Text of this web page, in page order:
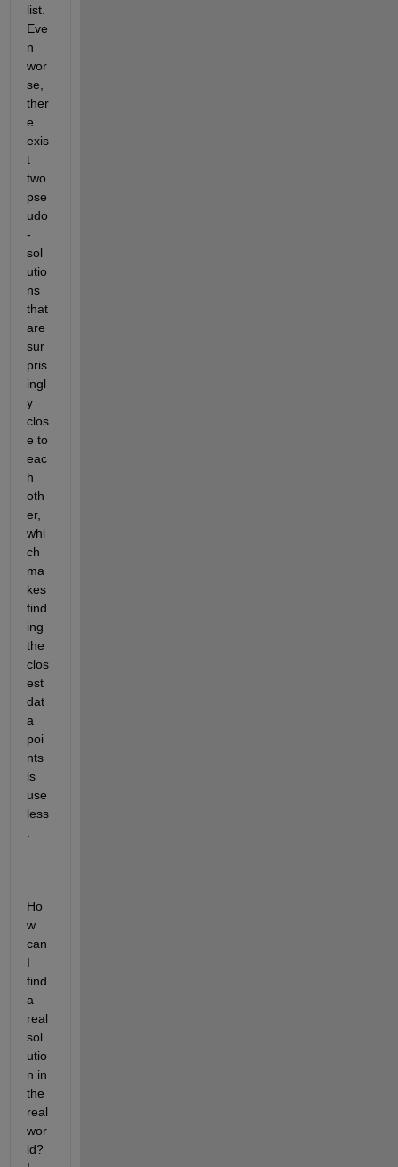
list.
Eve
n
wor
se,
ther
e
exis
t
two
pse
udo
-
sol
utio
ns
that
are
sur
pris
ingl
y
clos
e to
eac
h
oth
er,
whi
ch
ma
kes
find
ing
the
clos
est
dat
a
poi
nts
is
use
less
Ho
w
can
I
find
a
real
sol
utio
n in
the
real
wor
ld?